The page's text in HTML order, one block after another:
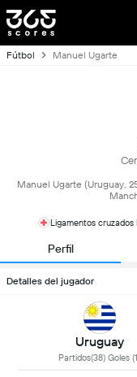
Fútbol Manuel Ugarte
Manuel Ugarte (Uruguay,
Ligamentos cruzados
Perfil
Detalles del jugador
Uruguay
Partidos(38) Goles